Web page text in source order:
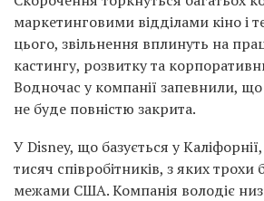
маркетинговими відділами кіно і
цього, звільнення вплинуть на
кастингу, розвитку та
Водночас у компанії запевнили,
не буде повністю закрита.
У Disney, що базується у
тисяч співробітників, з яких трохи
межами США. Компанія володіє